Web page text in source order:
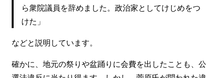
ら衆院議員を辞めました。政治家としてけじめをつ
けた」
などと説明しています。
確かに、地元の祭りや盆踊りに会費を出したことも、公